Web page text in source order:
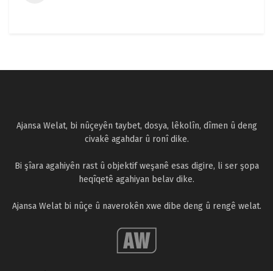
Ajansa Welat, bi nûçeyên taybet, dosya, lêkolîn, dîmen û deng
civakê agahdar û ronî dike.
Bi şîara agahiyên rast û objektif weşanê esas digire, li ser şopa
heqîqetê agahiyan belav dike.
Ajansa Welat bi nûçe û naverokên xwe dibe deng û rengê welat.